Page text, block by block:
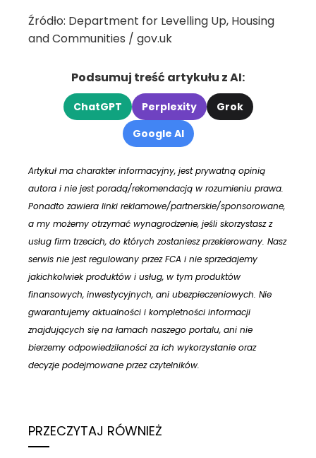
Źródło: Department for Levelling Up, Housing
and Communities / gov.uk
Podsumuj treść artykułu z AI:
ChatGPT Perplexity
Grok
Google AI
Artykuł ma charakter informacyjny, jest prywatną opinią
autora i nie jest poradą/rekomendacją w rozumieniu prawa.
Ponadto zawiera linki reklamowe/partnerskie/sponsorowane,
a my możemy otrzymać wynagrodzenie, jeśli skorzystasz z
usług firm trzecich, do których zostaniesz przekierowany. Nasz
serwis nie jest regulowany przez FCA i nie sprzedajemy
jakichkolwiek produktów i usług, w tym produktów
finansowych, inwestycyjnych, ani ubezpieczeniowych. Nie
gwarantujemy aktualności i kompletności informacji
znajdujących się na łamach naszego portalu, ani nie
bierzemy odpowiedzilaności za ich wykorzystanie oraz
decyzje podejmowane przez czytelników.
PRZECZYTAJ RÓWNIEŻ